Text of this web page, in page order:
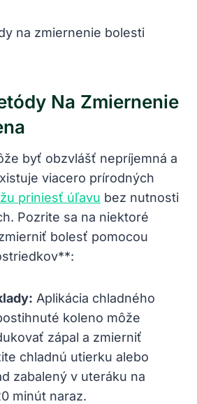
Na Zmiernenie
byť obzvlášť nepríjemná a
viacero prírodných
priniesť úľavu bez nutnosti
Pozrite sa na niektoré
bolesť pomocou
Aplikácia chladného
koleno môže
zápal a zmierniť
chladnú utierku alebo
zabalený v uteráku na
minút naraz.